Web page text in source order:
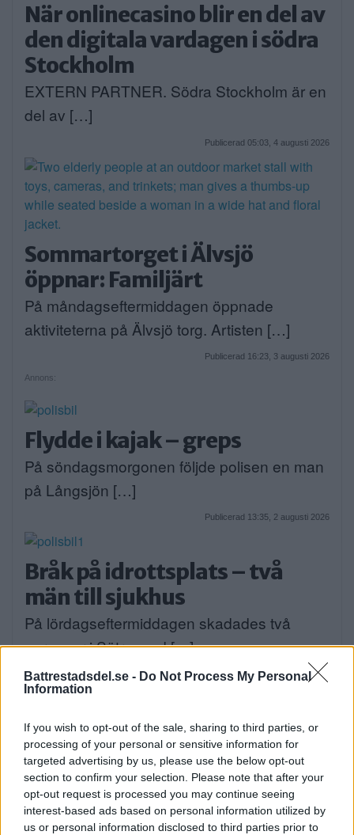
Battrestadsdel.se - Do Not Process My Personal
Information
If you wish to opt-out of the sale, sharing to third parties, or
processing of your personal or sensitive information for
targeted advertising by us, please use the below opt-out
section to confirm your selection. Please note that after your
opt-out request is processed you may continue seeing
interest-based ads based on personal information utilized by
us or personal information disclosed to third parties prior to
När onlinecasino blir en del av
den digitala vardagen i södra
Stockholm
EXTERN PARTNER. Södra Stockholm är en
del av […]
Publicerad 05:03, 4 augusti 2026
Sommartorget i Älvsjö
öppnar: Familjärt
På måndagseftermiddagen öppnade
aktiviteterna på Älvsjö torg. Artisten […]
Publicerad 16:23, 3 augusti 2026
Annons:
Flydde i kajak – greps
På söndagsmorgonen följde polisen en man
på Långsjön […]
Publicerad 13:35, 2 augusti 2026
Bråk på idrottsplats – två
män till sjukhus
På lördagseftermiddagen skadades två
personer i Sätra med […]
Publicerad 16:30, 1 augusti 2026
Debatt: C: Så förvandlar vi
Strandvägen till en grön oas
DEBATT. Strandvägen är i dag en av
Stockholms […]
Publicerad 07:01, 31 juli 2026